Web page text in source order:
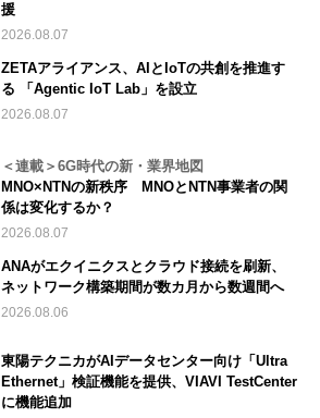
援
2026.08.07
ZETAアライアンス、AIとIoTの共創を推進す
る 「Agentic IoT Lab」を設立
2026.08.07
＜連載＞6G時代の新・業界地図
MNO×NTNの新秩序 MNOとNTN事業者の関
係は変化するか？
2026.08.07
ANAがエクイニクスとクラウド接続を刷新、
ネットワーク構築期間が数カ月から数週間へ
2026.08.06
東陽テクニカがAIデータセンター向け「Ultra
Ethernet」検証機能を提供、VIAVI TestCenter
に機能追加